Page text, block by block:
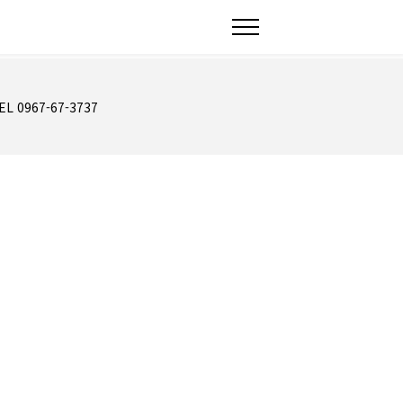
0967-67-3737